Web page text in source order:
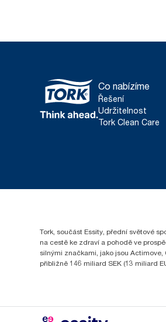
Co nabízíme
Řešení
Udržitelnost
Tork Clean Care
Tork, součást Essity, přední světové
na cestě ke zdraví a pohodě ve
silnými značkami, jako jsou Actimove,
přibližně 146 miliard SEK (13 miliard